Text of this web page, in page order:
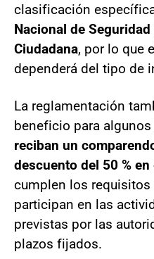
clasificación
Nacional de
Ciudadana, por lo que
dependerá del tipo de
La reglamentación
beneficio para
reciban un
descuento del 50 %
cumplen los
participan en las
previstas por las
plazos fijados.